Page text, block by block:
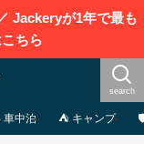
Jackeryが1年で最も
ちら
search
車中泊 ⛺ キャンプ